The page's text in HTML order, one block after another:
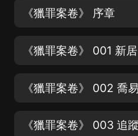
《獵罪案卷》 序章
《獵罪案卷》 001 新居